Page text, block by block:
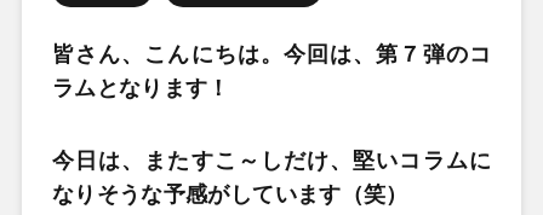
皆さん、こんにちは。今回は、第７弾のコ
ラムとなります！
今日は、またすこ～しだけ、堅いコラムに
なりそうな予感がしています（笑）